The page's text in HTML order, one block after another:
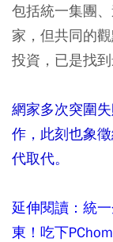
包括統一集團
家，但共同的
投資，已是找到
網家多次突圍
作，此刻也象
代取代。
延伸閱讀：統
東！吃下